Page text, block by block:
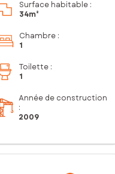
Surface habitable :
34m²
Chambre :
1
Toilette :
1
Année de construction
:
2009